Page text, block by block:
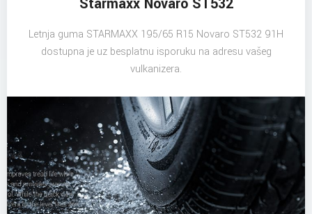
Letnja guma STARMAXX 195/65 R15 Novaro ST532 91H
dostupna je uz besplatnu isporuku na adresu vašeg
vulkanizera.